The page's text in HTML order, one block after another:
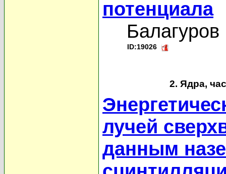
потенциала
ID:19026
2. Ядра,
лучей
данным